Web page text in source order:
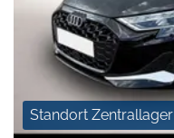
Standort Zentrallager